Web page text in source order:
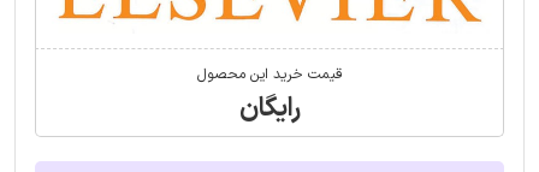
قیمت خرید این محصول
رایگان